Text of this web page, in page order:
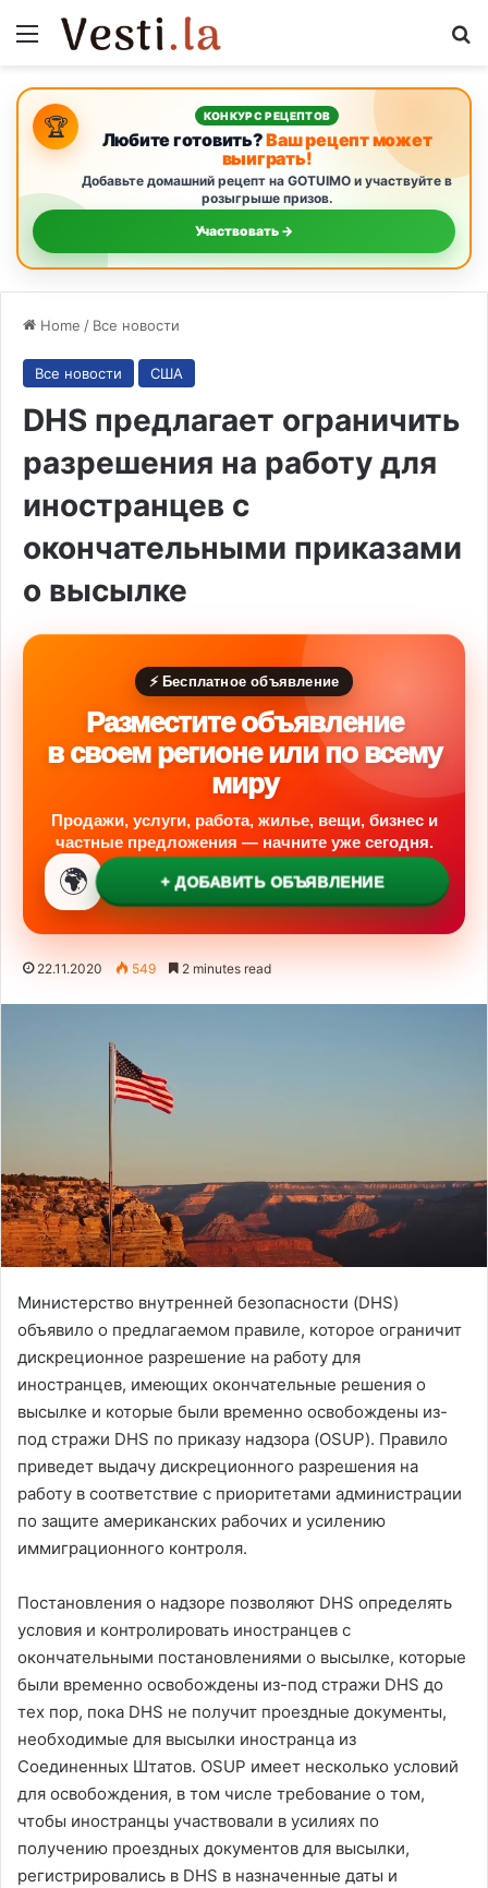
Menu
🏆 КОНКУРС РЕЦЕПТОВ
Любите готовить?Ваш рецепт может
выиграть!
Добавьте домашний рецепт на GOTUIMO и участвуйте в
розыгрыше призов.
Участвовать →
Home / Все новости
Все новости США
DHS предлагает ограничить
разрешения на работу для
иностранцев с
окончательными приказами
о высылке
⚡ Бесплатное объявление
Разместите объявление
в своем регионе или по всему
миру
Продажи, услуги, работа, жилье, вещи, бизнес и
частные предложения — начните уже сегодня.
🌍 + ДОБАВИТЬ ОБЪЯВЛЕНИЕ
22.11.2020 549 2 minutes read
Министерство внутренней безопасности (DHS)
объявило о предлагаемом правиле, которое ограничит
дискреционное разрешение на работу для
иностранцев, имеющих окончательные решения о
высылке и которые были временно освобождены из-
под стражи DHS по приказу надзора (OSUP). Правило
приведет выдачу дискреционного разрешения на
работу в соответствие с приоритетами администрации
по защите американских рабочих и усилению
иммиграционного контроля.
Постановления о надзоре позволяют DHS определять
условия и контролировать иностранцев с
окончательными постановлениями о высылке, которые
были временно освобождены из-под стражи DHS до
тех пор, пока DHS не получит проездные документы,
необходимые для высылки иностранца из
Соединенных Штатов. OSUP имеет несколько условий
для освобождения, в том числе требование о том,
чтобы иностранцы участвовали в усилиях по
получению проездных документов для высылки,
регистрировались в DHS в назначенные даты и